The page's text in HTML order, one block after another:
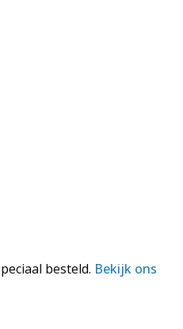
besteld. Bekijk ons